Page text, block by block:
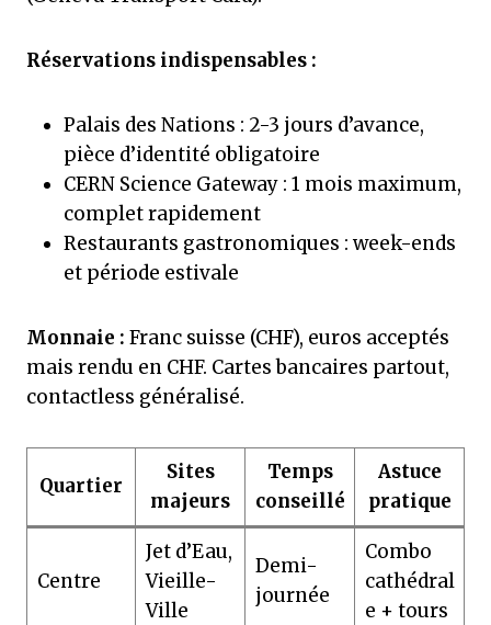
Réservations indispensables :
Palais des Nations : 2-3 jours d’avance,
pièce d’identité obligatoire
CERN Science Gateway : 1 mois maximum,
complet rapidement
Restaurants gastronomiques : week-ends
et période estivale
Monnaie : Franc suisse (CHF), euros acceptés
mais rendu en CHF. Cartes bancaires partout,
contactless généralisé.
Quartier
Sites
majeurs
Temps
conseillé
Astuce
pratique
Centre
Jet d’Eau,
Vieille-
Ville
Demi-
journée
Combo
cathédral
e + tours